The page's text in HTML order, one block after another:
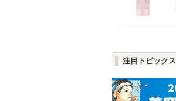
注目トピックス